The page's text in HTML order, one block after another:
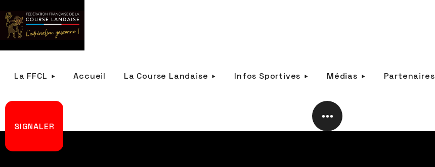
La FFCL Accueil La Course Landaise Infos Sportives Médias Partenaires
SIGNALER